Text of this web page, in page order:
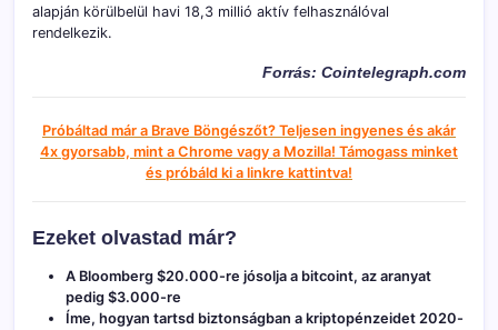
alapján körülbelül havi 18,3 millió aktív felhasználóval
rendelkezik.
Forrás: Cointelegraph.com
Próbáltad már a Brave Böngészőt? Teljesen ingyenes és akár
4x gyorsabb, mint a Chrome vagy a Mozilla! Támogass minket
és próbáld ki a linkre kattintva!
Ezeket olvastad már?
A Bloomberg $20.000-re jósolja a bitcoint, az aranyat
pedig $3.000-re
Íme, hogyan tartsd biztonságban a kriptopénzeidet 2020-